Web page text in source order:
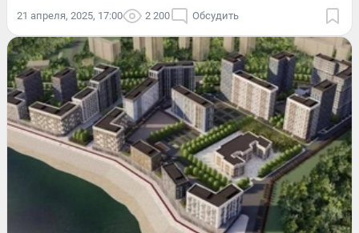
21 апреля, 2025, 17:00 2 200 Обсудить